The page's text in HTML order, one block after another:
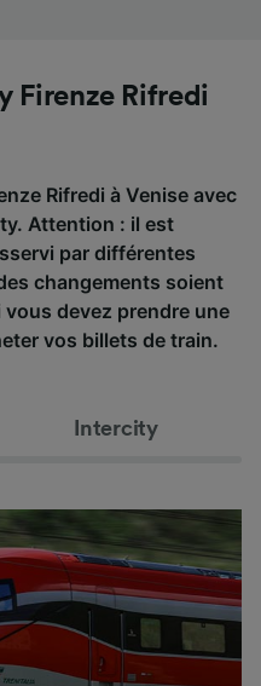
Firenze Rifredi
Rifredi à Venise avec
Attention : il est
par différentes
changements soient
devez prendre une
vos billets de train.
Intercity